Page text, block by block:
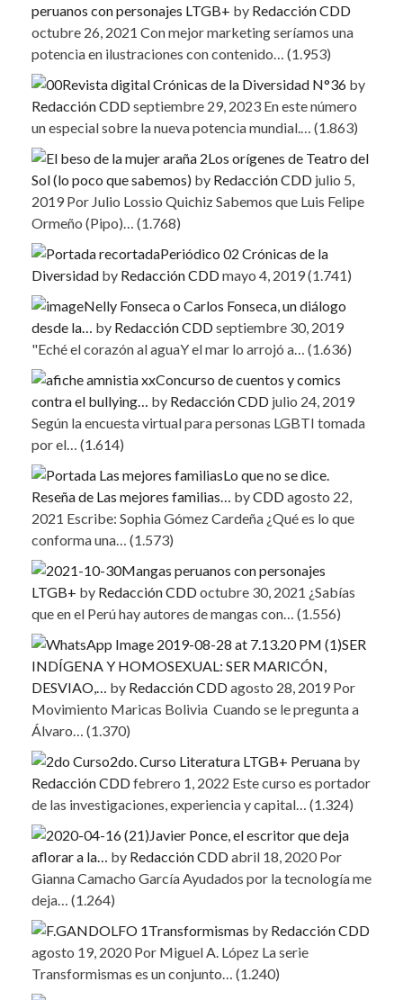
peruanos con personajes LTGB+ by Redacción CDD
octubre 26, 2021 Con mejor marketing seríamos una
potencia en ilustraciones con contenido…
(1.953)
Revista digital Crónicas de la Diversidad N°36 by
Redacción CDDseptiembre 29, 2023 En este número
un especial sobre la nueva potencia mundial.…
(1.863)
Los orígenes de Teatro del
Sol (lo poco que sabemos) by Redacción CDD julio 5,
2019 Por Julio Lossio Quichiz Sabemos que Luis Felipe
Ormeño (Pipo)…
(1.768)
Periódico 02 Crónicas de la
Diversidad by Redacción CDDmayo 4, 2019(1.741)
Nelly Fonseca o Carlos Fonseca, un diálogo
desde la…
by Redacción CDDseptiembre 30, 2019
"Eché el corazón al aguaY el mar lo arrojó a…
(1.636)
Concurso de cuentos y comics
contra el bullying…
by Redacción CDD julio 24, 2019
Según la encuesta virtual para personas LGBTI tomada
por el…
(1.614)
Lo que no se dice.
Reseña de Las mejores familias…
byCDDagosto 22,
2021 Escribe: Sophia Gómez Cardeña ¿Qué es lo que
conforma una…
(1.573)
Mangas peruanos con personajes
LTGB+ by Redacción CDDoctubre 30, 2021 ¿Sabías
que en el Perú hay autores de mangas con…
(1.556)
SER
INDÍGENA Y HOMOSEXUAL: SER MARICÓN,
DESVIAO,…
by Redacción CDDagosto 28, 2019 Por
Movimiento Maricas Bolivia Cuando se le pregunta a
Álvaro…
(1.370)
2do. Curso Literatura LTGB+ Peruana by
Redacción CDDfebrero 1, 2022 Este curso es portador
de las investigaciones, experiencia y capital…
(1.324)
Javier Ponce, el escritor que deja
aflorar a la…
by Redacción CDDabril 18, 2020 Por
Gianna Camacho García Ayudados por la tecnología me
deja…
(1.264)
Transformismas by Redacción CDD
agosto 19, 2020 Por Miguel A. López La serie
Transformismas es un conjunto…
(1.240)